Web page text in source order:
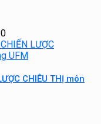
0
CHIÊU THỊ môn